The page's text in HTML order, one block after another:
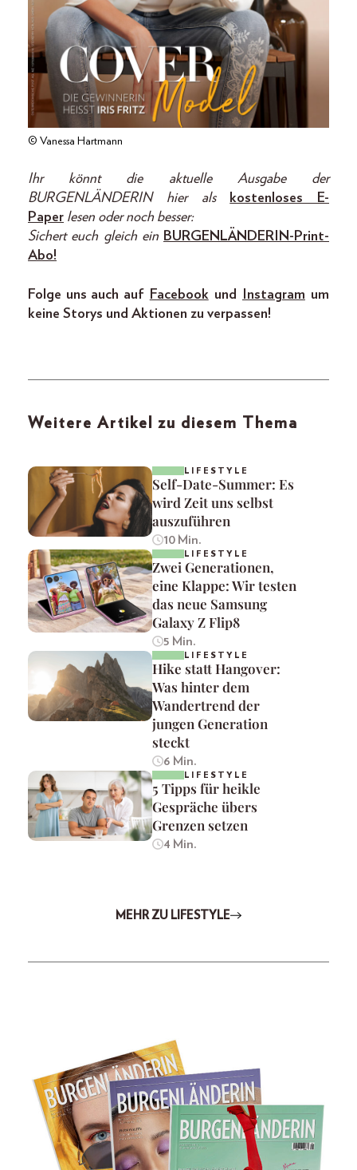
© Vanessa Hartmann
Ihr könnt die aktuelle Ausgabe der
BURGENLÄNDERIN hier als
kostenloses E-
Paper lesen oder noch besser:
Sichert euch gleich ein BURGENLÄNDERIN-Print-
Abo!
Folge uns auch auf Facebookund Instagram um
keine Storys und Aktionen zu verpassen!
Weitere Artikel zu diesem Thema
LIFESTYLE
Self-Date-Summer: Es
wird Zeit uns selbst
auszuführen
10 Min.
LIFESTYLE
Zwei Generationen,
eine Klappe: Wir testen
das neue Samsung
Galaxy Z Flip8
5 Min.
LIFESTYLE
Hike statt Hangover:
Was hinter dem
Wandertrend der
jungen Generation
steckt
6 Min.
LIFESTYLE
5 Tipps für heikle
Gespräche übers
Grenzen setzen
4 Min.
MEHR ZU LIFESTYLE